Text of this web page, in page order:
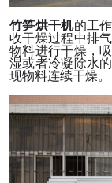
竹笋烘干机的工
收干燥过程中排
物料进行干燥，
湿或者冷凝除水
现物料连续干燥。